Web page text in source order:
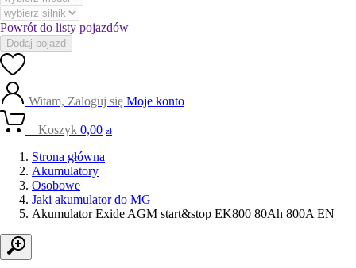
Powrót do listy pojazdów
Dodaj pojazd
Witam, Zaloguj się Moje konto
Koszyk 0,00 zł
Strona główna
Akumulatory
Osobowe
Jaki akumulator do MG
Akumulator Exide AGM start&stop EK800 80Ah 800A EN